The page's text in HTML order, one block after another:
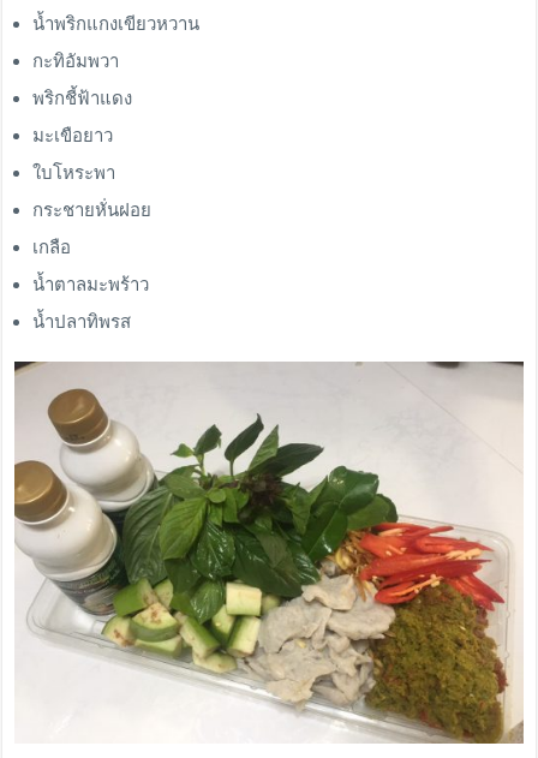
น้ำพริกแกงเขียวหวาน
กะทิอัมพวา
พริกชี้ฟ้าแดง
มะเขือยาว
ใบโหระพา
กระชายหั่นฝอย
เกลือ
น้ำตาลมะพร้าว
น้ำปลาทิพรส